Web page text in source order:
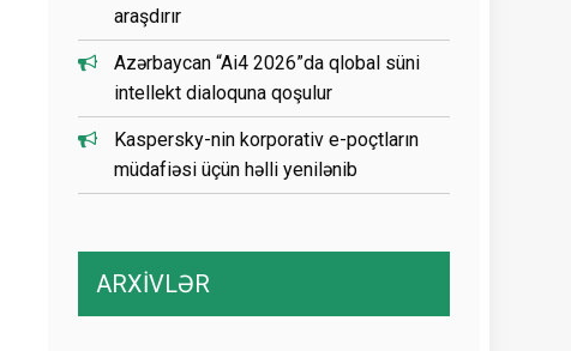
araşdırır
Azərbaycan “Ai4 2026”da qlobal süni
intellekt dialoquna qoşulur
Kaspersky-nin korporativ e-poçtların
müdafiəsi üçün həlli yenilənib
ARXİVLƏR